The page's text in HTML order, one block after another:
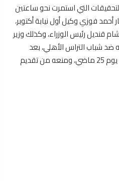
التي استمرت نحو ساعتين
أحمد فوزي وكيل أول نيابة أكتوبر،
قنديل رئيس الوزراء، وكذلك وزير
ضد شباب التراس الأهلي، بعد
اقتحامهم مدينة الإنتاج الإعلامي يوم 25 ماضي، ومنعه من تقديم